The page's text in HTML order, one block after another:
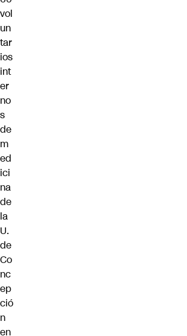
vol
un
tar
ios
int
er
no
s
de
m
ed
ici
na
de
la
U.
de
Co
nc
ep
ció
n
en